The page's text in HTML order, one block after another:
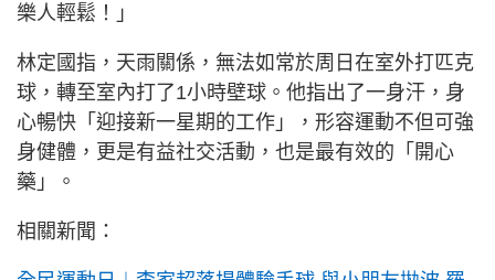
樂人輕鬆！」
林定國指，天雨關係，無法如常於周日在室外打匹克
球，轉至室內打了1小時壁球。他指出了一身汗，身
心暢快「迎接新一星期的工作」，形容運動不但可強
身健體，更是有益社交活動，也是最有效的「開心
藥」。
相關新聞：